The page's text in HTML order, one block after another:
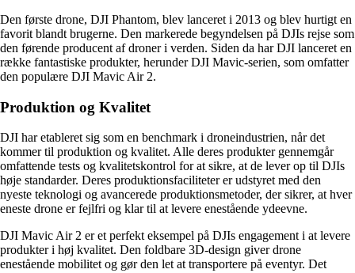
Den første drone, DJI Phantom, blev lanceret i 2013 og blev hurtigt en
favorit blandt brugerne. Den markerede begyndelsen på DJIs rejse som
den førende producent af droner i verden. Siden da har DJI lanceret en
række fantastiske produkter, herunder DJI Mavic-serien, som omfatter
den populære DJI Mavic Air 2.
Produktion og Kvalitet
DJI har etableret sig som en benchmark i droneindustrien, når det
kommer til produktion og kvalitet. Alle deres produkter gennemgår
omfattende tests og kvalitetskontrol for at sikre, at de lever op til DJIs
høje standarder. Deres produktionsfaciliteter er udstyret med den
nyeste teknologi og avancerede produktionsmetoder, der sikrer, at hver
eneste drone er fejlfri og klar til at levere enestående ydeevne.
DJI Mavic Air 2 er et perfekt eksempel på DJIs engagement i at levere
produkter i høj kvalitet. Den foldbare 3D-design giver drone
enestående mobilitet og gør den let at transportere på eventyr. Det